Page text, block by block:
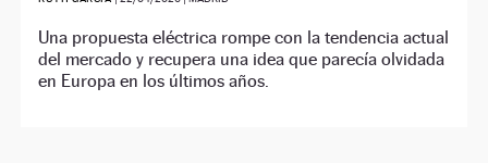
Una propuesta eléctrica rompe con la tendencia actual
del mercado y recupera una idea que parecía olvidada
en Europa en los últimos años.